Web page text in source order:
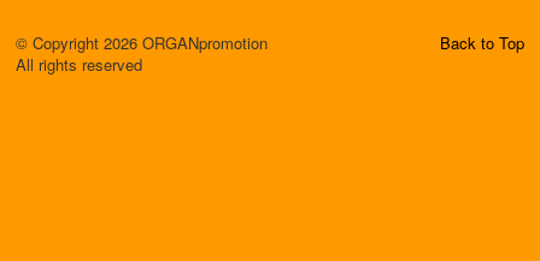
© Copyright 2026 ORGANpromotion
All rights reserved
Back to Top